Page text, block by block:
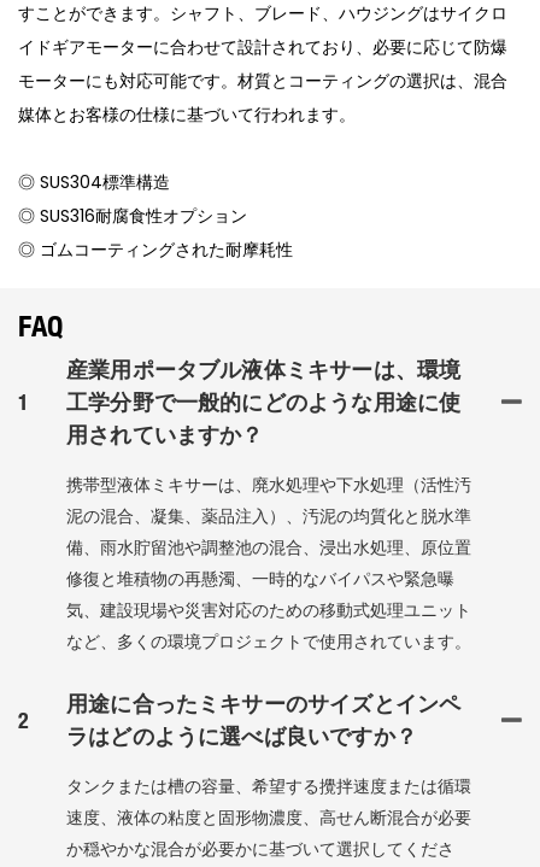
すことができます。シャフト、ブレード、ハウジングはサイクロ
イドギアモーターに合わせて設計されており、必要に応じて防爆
モーターにも対応可能です。材質とコーティングの選択は、混合
媒体とお客様の仕様に基づいて行われます。
◎ SUS304標準構造
◎ SUS316耐腐食性オプション
◎ ゴムコーティングされた耐摩耗性
FAQ
1
産業用ポータブル液体ミキサーは、環境
工学分野で一般的にどのような用途に使
用されていますか？
携帯型液体ミキサーは、廃水処理や下水処理（活性汚
泥の混合、凝集、薬品注入）、汚泥の均質化と脱水準
備、雨水貯留池や調整池の混合、浸出水処理、原位置
修復と堆積物の再懸濁、一時的なバイパスや緊急曝
気、建設現場や災害対応のための移動式処理ユニット
など、多くの環境プロジェクトで使用されています。
2
用途に合ったミキサーのサイズとインペ
ラはどのように選べば良いですか？
タンクまたは槽の容量、希望する攪拌速度または循環
速度、液体の粘度と固形物濃度、高せん断混合が必要
か穏やかな混合が必要かに基づいて選択してくださ